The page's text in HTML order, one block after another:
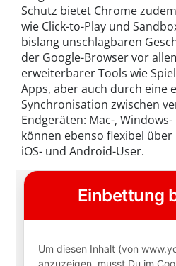
Schutz bietet Chrome
wie Click-to-Play und
bislang unschlagbaren
der Google-Browser vor
erweiterbarer Tools wie
Apps, aber auch durch eine
Synchronisation zwischen
Endgeräten: Mac-,
können ebenso flexibel
iOS- und Android-User.